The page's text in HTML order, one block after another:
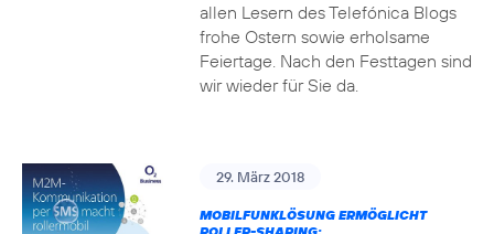
allen Lesern des Telefónica Blogs
frohe Ostern sowie erholsame
Feiertage. Nach den Festtagen sind
wir wieder für Sie da.
29. März 2018
MOBILFUNKLÖSUNG ERMÖGLICHT